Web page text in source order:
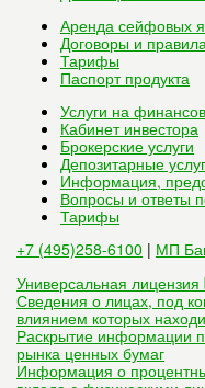
Аренда сейфовых
Договоры и
Тарифы
Паспорт продукта
Услуги на
Кабинет инвестора
Брокерские услуги
Депозитарные
Информация,
Вопросы и ответы
Тарифы
+7 (495)258-6100 | МП
Универсальная
Сведения о лицах, под
влиянием которых
Раскрытие информации
рынка ценных бумаг
Информация о